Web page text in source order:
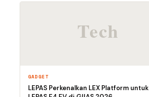
GADGET
LEPAS Perkenalkan LEX Platform untuk